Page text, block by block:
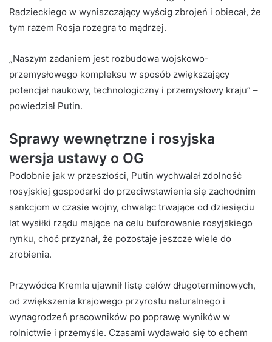
Radzieckiego w wyniszczający wyścig zbrojeń i obiecał, że
tym razem Rosja rozegra to mądrzej.
„Naszym zadaniem jest rozbudowa wojskowo-
przemysłowego kompleksu w sposób zwiększający
potencjał naukowy, technologiczny i przemysłowy kraju” –
powiedział Putin.
Sprawy wewnętrzne i rosyjska
wersja ustawy o OG
Podobnie jak w przeszłości, Putin wychwalał zdolność
rosyjskiej gospodarki do przeciwstawienia się zachodnim
sankcjom w czasie wojny, chwaląc trwające od dziesięciu
lat wysiłki rządu mające na celu buforowanie rosyjskiego
rynku, choć przyznał, że pozostaje jeszcze wiele do
zrobienia.
Przywódca Kremla ujawnił listę celów długoterminowych,
od zwiększenia krajowego przyrostu naturalnego i
wynagrodzeń pracowników po poprawę wyników w
rolnictwie i przemyśle. Czasami wydawało się to echem